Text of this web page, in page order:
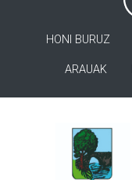
HONI BURUZ
ARAUAK